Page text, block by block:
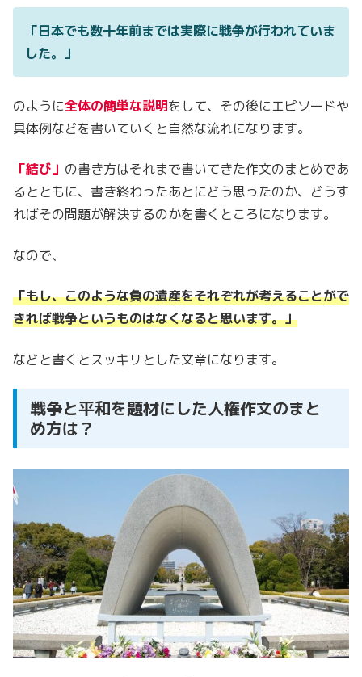
「日本でも数十年前までは実際に戦争が行われていま
した。」
のように全体の簡単な説明をして、その後にエピソードや
具体例などを書いていくと自然な流れになります。
「結び」 の書き方はそれまで書いてきた作文のまとめであ
るとともに、書き終わったあとにどう思ったのか、どうす
ればその問題が解決するのかを書くところになります。
なので、
「もし、このような負の遺産をそれぞれが考えることがで
きれば戦争というものはなくなると思います。」
などと書くとスッキリとした文章になります。
戦争と平和を題材にした人権作文のまと
め方は？